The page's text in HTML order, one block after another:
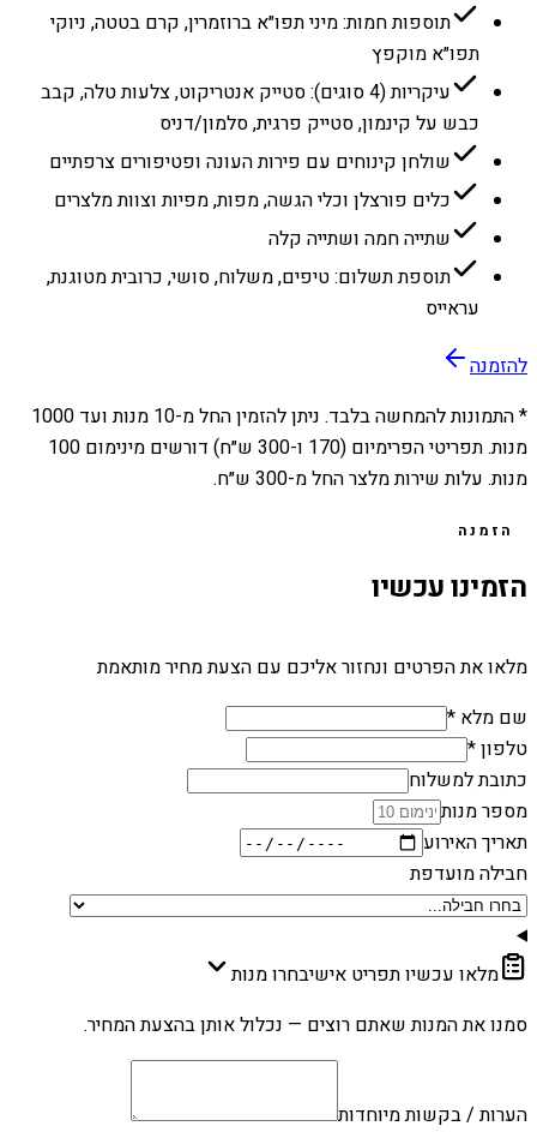
תוספות חמות: מיני תפו״א ברוזמרין, קרם בטטה, ניוקי
תפו״א מוקפץ
עיקריות (4 סוגים): סטייק אנטריקוט, צלעות טלה, קבב
כבש על קינמון, סטייק פרגית, סלמון/דניס
שולחן קינוחים עם פירות העונה ופטיפורים צרפתיים
כלים פורצלן וכלי הגשה, מפות, מפיות וצוות מלצרים
שתייה חמה ושתייה קלה
תוספת תשלום: טיפים, משלוח, סושי, כרובית מטוגנת,
עראייס
להזמנה
* התמונות להמחשה בלבד. ניתן להזמין החל מ-10 מנות ועד 1000
מנות. תפריטי הפרימיום (170 ו-300 ש״ח) דורשים מינימום 100
מנות. עלות שירות מלצר החל מ-300 ש״ח.
הזמנה
הזמינו עכשיו
מלאו את הפרטים ונחזור אליכם עם הצעת מחיר מותאמת
שם מלא *
טלפון *
כתובת למשלוח
מספר מנות
תאריך האירוע
חבילה מועדפת
מלאו עכשיו תפריט אישיבחרו מנות
סמנו את המנות שאתם רוצים — נכלול אותן בהצעת המחיר.
הערות / בקשות מיוחדות